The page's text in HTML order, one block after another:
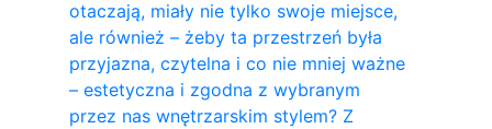
otaczają, miały nie tylko swoje miejsce,
ale również – żeby ta przestrzeń była
przyjazna, czytelna i co nie mniej ważne
– estetyczna i zgodna z wybranym
przez nas wnętrzarskim stylem? Z